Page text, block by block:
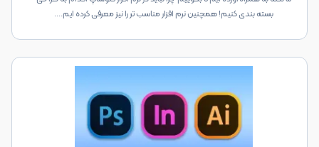
بسته بندی کنیم! همچنین نرم افزار مناسب تر را نیز معرفی کرده ایم....